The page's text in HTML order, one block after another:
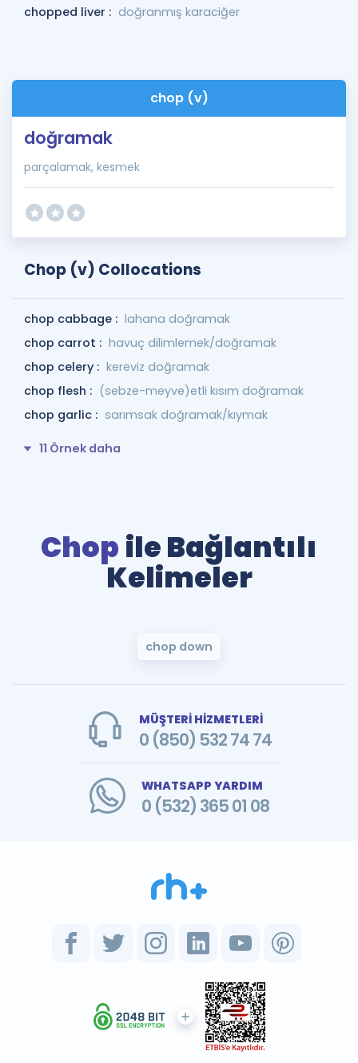
chopped liver : doğranmış karaciğer
chop (v)
doğramak
parçalamak, kesmek
Chop (v) Collocations
chop cabbage : lahana doğramak
chop carrot : havuç dilimlemek/doğramak
chop celery : kereviz doğramak
chop flesh : (sebze-meyve)etli kısım doğramak
chop garlic : sarımsak doğramak/kıymak
11 Örnek daha
Chop ile Bağlantılı
Kelimeler
chop down
MÜŞTERİ HİZMETLERİ
0 (850) 532 74 74
WHATSAPP YARDIM
0 (532) 365 01 08